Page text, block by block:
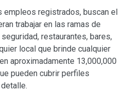
empleos registrados, buscan el
trabajar en las ramas de
restaurantes, bares,
local que brinde cualquier
aproximadamente 13,000,000
pueden cubrir perfiles